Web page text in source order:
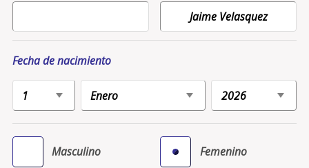
Fecha de nacimiento
Masculino Femenino